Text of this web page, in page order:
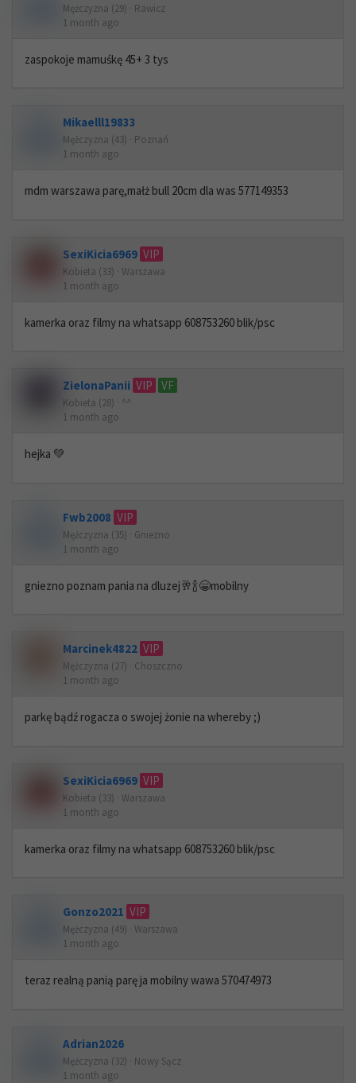
Mężczyzna (29) · Rawicz
1 month ago
zaspokoje mamuśkę 45+ 3 tys
Mikaelll19833
Mężczyzna (43) · Poznań
1 month ago
mdm warszawa parę,małż bull 20cm dla was 577149353
SexiKicia6969 VIP
Kobieta (33) · Warszawa
1 month ago
kamerka oraz filmy na whatsapp 608753260 blik/psc
ZielonaPanii VIP VF
Kobieta (28) · ^^
1 month ago
hejka 💚
Fwb2008 VIP
Mężczyzna (35) · Gniezno
1 month ago
gniezno poznam pania na dluzej🥂🍾😁mobilny
Marcinek4822 VIP
Mężczyzna (27) · Choszczno
1 month ago
parkę bądź rogacza o swojej żonie na whereby ;)
SexiKicia6969 VIP
Kobieta (33) · Warszawa
1 month ago
kamerka oraz filmy na whatsapp 608753260 blik/psc
Gonzo2021 VIP
Mężczyzna (49) · Warszawa
1 month ago
teraz realną panią parę ja mobilny wawa 570474973
Adrian2026
Mężczyzna (32) · Nowy Sącz
1 month ago